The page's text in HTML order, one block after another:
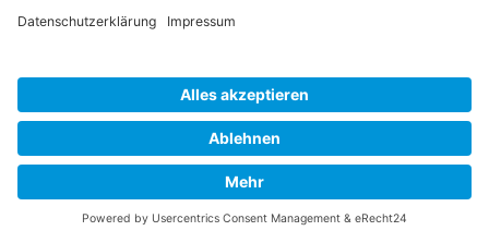
Cookie-Einstellungen
Copyright 2026. All Rights Reserved.
Datenschutz